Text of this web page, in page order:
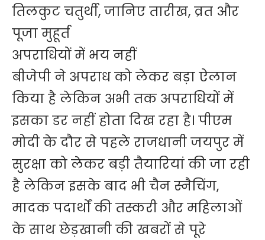
तिलकुट चतुर्थी, जानिए तारीख, व्रत और
पूजा मुहूर्त
अपराधियों में भय नहीं
बीजेपी ने अपराध को लेकर बड़ा ऐलान
किया है लेकिन अभी तक अपराधियों में
इसका डर नहीं होता दिख रहा है। पीएम
मोदी के दौर से पहले राजधानी जयपुर में
सुरक्षा को लेकर बड़ी तैयारियां की जा रही
है लेकिन इसके बाद भी चैन स्नैचिंग,
मादक पदार्थों की तस्करी और महिलाओं
के साथ छेड़खानी की खबरों से पूरे